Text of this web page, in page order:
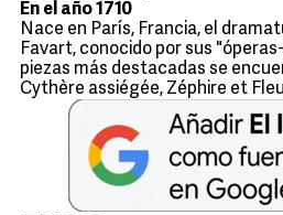
En el año 1710
Nace en París, Francia, el
Favart, conocido por sus
piezas más destacadas se
Cythère assiégée, Zéphire et